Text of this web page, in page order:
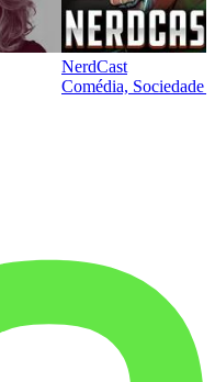
NerdCast
Comédia, Sociedade